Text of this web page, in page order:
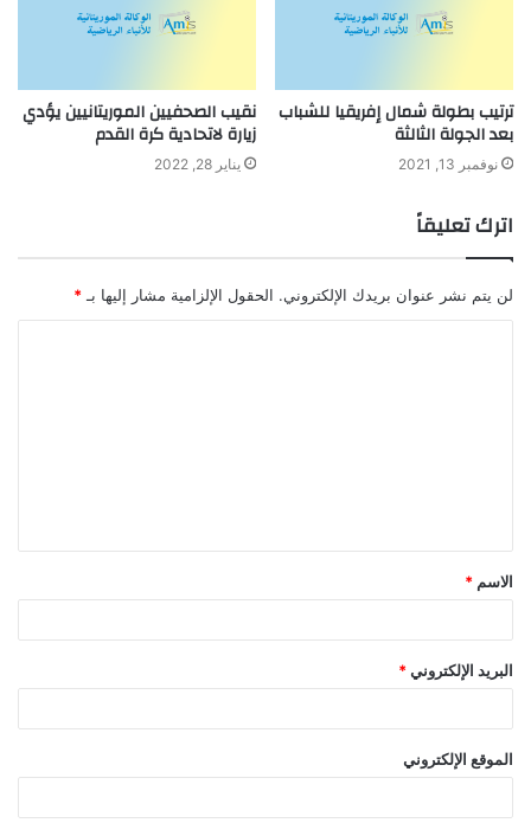
ترتيب بطولة شمال إفريقيا للشباب
بعد الجولة الثالثة
نوفمبر 13, 2021
نقيب الصحفيين الموريتانيين يؤدي
زيارة لاتحادية كرة القدم
يناير 28, 2022
اترك تعليقاً
لن يتم نشر عنوان بريدك الإلكتروني. الحقول الإلزامية مشار إليها بـ *
ق
*
الاسم *
البريد الإلكتروني *
الموقع الإلكتروني